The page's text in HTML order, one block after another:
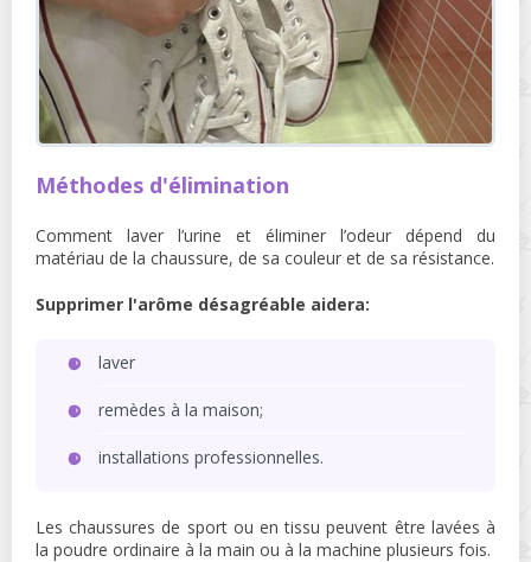
Méthodes d'élimination
Comment laver l’urine et éliminer l’odeur dépend du
matériau de la chaussure, de sa couleur et de sa résistance.
Supprimer l'arôme désagréable aidera:
laver
remèdes à la maison;
installations professionnelles.
Les chaussures de sport ou en tissu peuvent être lavées à
la poudre ordinaire à la main ou à la machine plusieurs fois.